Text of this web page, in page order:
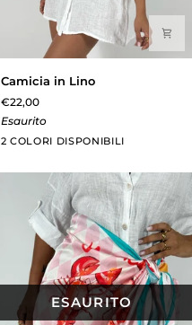
in
Lino
Camicia in Lino
€22,00
Esaurito
2 COLORI DISPONIBILI
BiancoKhaki
ESAURITO